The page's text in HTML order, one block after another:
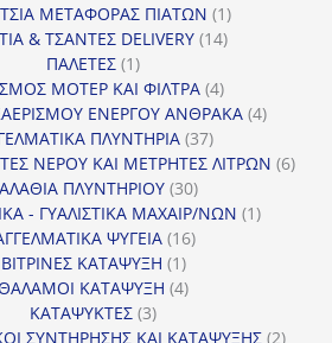
ΜΕΤΑΦΟΡΑΣ ΠΙΑΤΩΝ 11
προϊόν
& ΤΣΑΝΤΕΣ DELIVERY 1414
ΠΑΛΕΤΕΣ 11
προϊόν
ΜΟΤΕΡ ΚΑΙ ΦΙΛΤΡΑ 44
προϊόντα
ΕΝΕΡΓΟΥ ΑΝΘΡΑΚΑ 44
ΠΛΥΝΤΗΡΙΑ 3737
προϊόντα
ΝΕΡΟΥ ΚΑΙ ΜΕΤΡΗΤΕΣ ΛΙΤΡΩΝ 66
ΠΛΥΝΤΗΡΙΟΥ 3030
προϊόντα
- ΓΥΑΛΙΣΤΙΚΑ ΜΑΧΑΙΡ/ΝΩΝ 11
ΨΥΓΕΙΑ 1616
ΒΙΤΡΙΝΕΣ ΚΑΤΑΨΥΞΗ 11
προϊόν
ΚΑΤΑΨΥΞΗ 44
ΚΑΤΑΨΥΚΤΕΣ 33
προϊόντα
ΣΥΝΤΗΡΗΣΗΣ ΚΑΙ ΚΑΤΑΨΥΞΗΣ 22